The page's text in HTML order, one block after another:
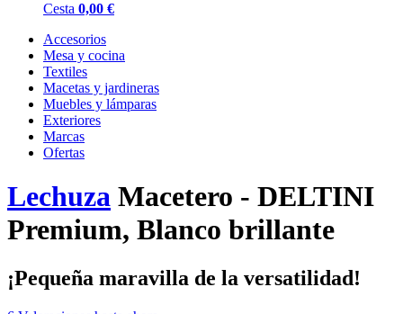
Cesta 0,00 €
Accesorios
Mesa y cocina
Textiles
Macetas y jardineras
Muebles y lámparas
Exteriores
Marcas
Ofertas
Lechuza Macetero - DELTINI
Premium, Blanco brillante
¡Pequeña maravilla de la versatilidad!